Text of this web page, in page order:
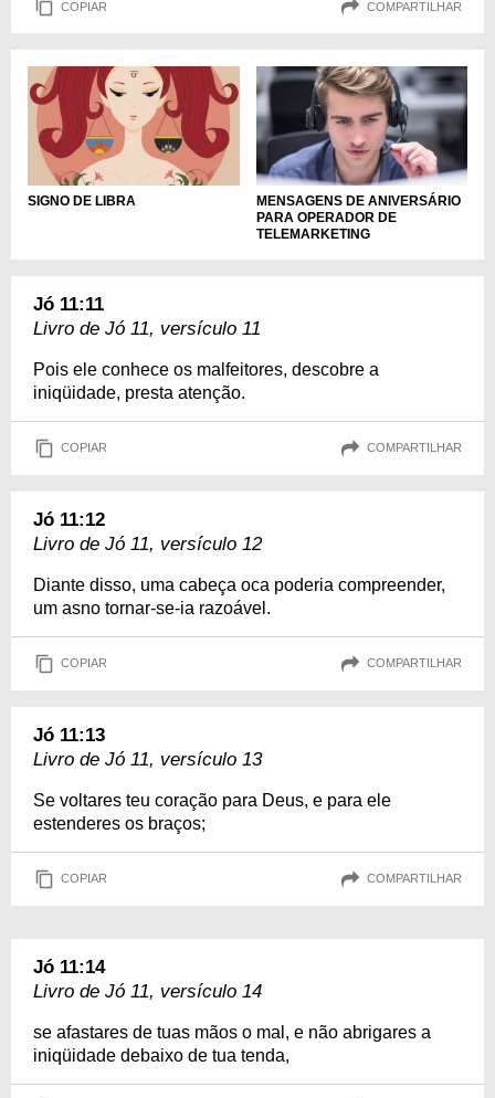
COPIAR COMPARTILHAR
SIGNO DE LIBRA
MENSAGENS DE ANIVERSÁRIO
PARA OPERADOR DE
TELEMARKETING
Jó 11:11
Livro de Jó 11, versículo 11
Pois ele conhece os malfeitores, descobre a
iniqüidade, presta atenção.
COPIAR COMPARTILHAR
Jó 11:12
Livro de Jó 11, versículo 12
Diante disso, uma cabeça oca poderia compreender,
um asno tornar-se-ia razoável.
COPIAR COMPARTILHAR
Jó 11:13
Livro de Jó 11, versículo 13
Se voltares teu coração para Deus, e para ele
estenderes os braços;
COPIAR COMPARTILHAR
Jó 11:14
Livro de Jó 11, versículo 14
se afastares de tuas mãos o mal, e não abrigares a
iniqüidade debaixo de tua tenda,